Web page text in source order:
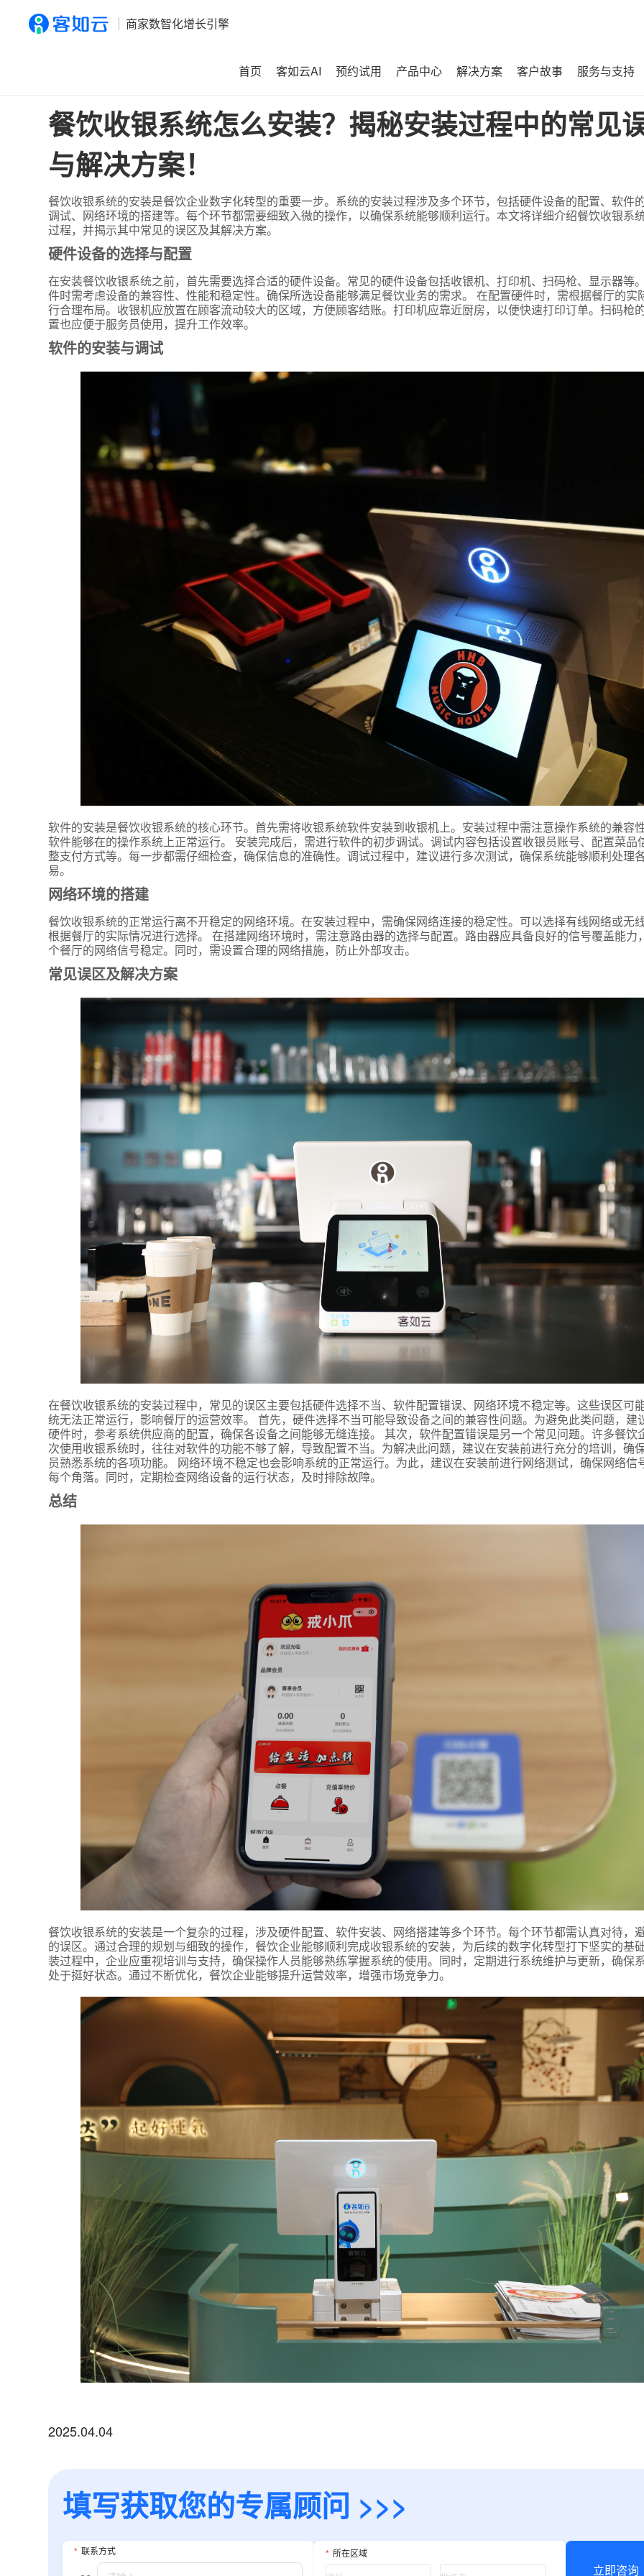
商家数智化增长引擎
首页 客如云AI 预约试用 产品中心 解决方案 客户故事 服务与支持
餐饮收银系统怎么安装？揭秘安装过程中的常见
与解决方案！
餐饮收银系统的安装是餐饮企业数字化转型的重要一步。系统的安装过程涉及多个环节，包括硬件设备的配置、软件
调试、网络环境的搭建等。每个环节都需要细致入微的操作，以确保系统能够顺利运行。本文将详细介绍餐饮收银系
过程，并揭示其中常见的误区及其解决方案。
硬件设备的选择与配置
在安装餐饮收银系统之前，首先需要选择合适的硬件设备。常见的硬件设备包括收银机、打印机、扫码枪、显示器等
件时需考虑设备的兼容性、性能和稳定性。确保所选设备能够满足餐饮业务的需求。 在配置硬件时，需根据餐厅的实
行合理布局。收银机应放置在顾客流动较大的区域，方便顾客结账。打印机应靠近厨房，以便快速打印订单。扫码枪
置也应便于服务员使用，提升工作效率。
软件的安装与调试
软件的安装是餐饮收银系统的核心环节。首先需将收银系统软件安装到收银机上。安装过程中需注意操作系统的兼容
软件能够在的操作系统上正常运行。 安装完成后，需进行软件的初步调试。调试内容包括设置收银员账号、配置菜品
整支付方式等。每一步都需仔细检查，确保信息的准确性。调试过程中，建议进行多次测试，确保系统能够顺利处理
易。
网络环境的搭建
餐饮收银系统的正常运行离不开稳定的网络环境。在安装过程中，需确保网络连接的稳定性。可以选择有线网络或无
根据餐厅的实际情况进行选择。 在搭建网络环境时，需注意路由器的选择与配置。路由器应具备良好的信号覆盖能力
个餐厅的网络信号稳定。同时，需设置合理的网络措施，防止外部攻击。
常见误区及解决方案
在餐饮收银系统的安装过程中，常见的误区主要包括硬件选择不当、软件配置错误、网络环境不稳定等。这些误区可
统无法正常运行，影响餐厅的运营效率。 首先，硬件选择不当可能导致设备之间的兼容性问题。为避免此类问题，建
硬件时，参考系统供应商的配置，确保各设备之间能够无缝连接。 其次，软件配置错误是另一个常见问题。许多餐饮
次使用收银系统时，往往对软件的功能不够了解，导致配置不当。为解决此问题，建议在安装前进行充分的培训，确
员熟悉系统的各项功能。 网络环境不稳定也会影响系统的正常运行。为此，建议在安装前进行网络测试，确保网络信
每个角落。同时，定期检查网络设备的运行状态，及时排除故障。
总结
餐饮收银系统的安装是一个复杂的过程，涉及硬件配置、软件安装、网络搭建等多个环节。每个环节都需认真对待，
的误区。通过合理的规划与细致的操作，餐饮企业能够顺利完成收银系统的安装，为后续的数字化转型打下坚实的基
装过程中，企业应重视培训与支持，确保操作人员能够熟练掌握系统的使用。同时，定期进行系统维护与更新，确保
处于挺好状态。通过不断优化，餐饮企业能够提升运营效率，增强市场竞争力。
2025.04.04
填写获取您的专属顾问 >>>
* 联系方式 * 所在区域
立即咨询
*联系方式
+86
*所属业态